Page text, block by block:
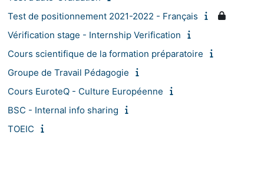
Test de positionnement 2021-2022 - Français
Vérification stage - Internship Verification
Cours scientifique de la formation préparatoire
Groupe de Travail Pédagogie
Cours EuroteQ - Culture Européenne
BSC - Internal info sharing
TOEIC